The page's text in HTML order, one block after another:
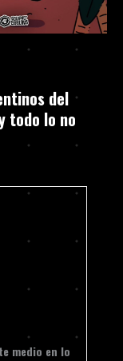
del
todo lo no
medio en lo